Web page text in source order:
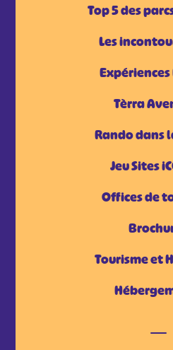
Top 5 des
Les
Tèrra
Rando dans
Jeu Sites
Offices de
Tourisme et